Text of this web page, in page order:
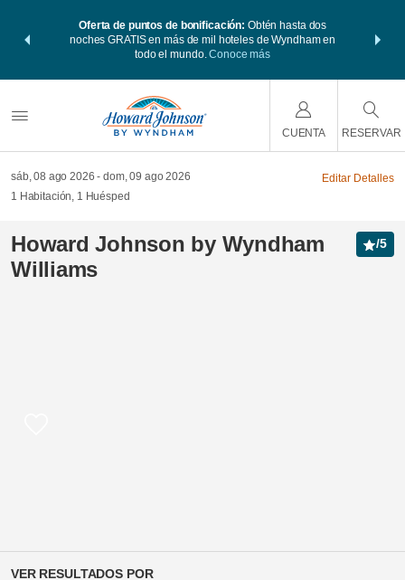
Oferta de puntos de bonificación: Obtén hasta dos
noches GRATIS en más de mil hoteles de Wyndham en
todo el mundo.Conoce más
viaje de
CUENTA RESERVAR
sáb, 08 ago 2026
dom, 09 ago 2026
1 Habitación, 1 Huésped
Editar Detalles
Howard Johnson by Wyndham
Williams
/5
VER RESULTADOS POR